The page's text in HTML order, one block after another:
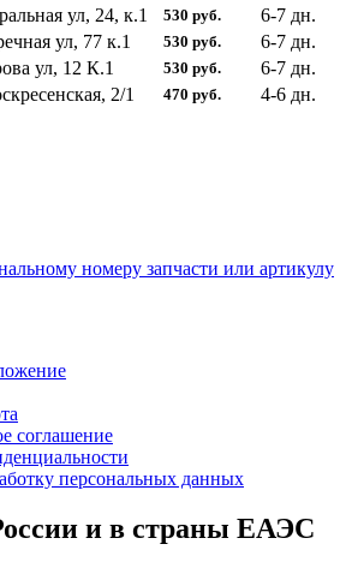
ул, 24, к.1 530 руб. 6-7 дн.
ул, 77 к.1 530 руб. 6-7 дн.
ул, 12 К.1 530 руб. 6-7 дн.
2/1 470 руб. 4-6 дн.
номеру запчасти или артикулу
соглашение
персональных данных
и в страны ЕАЭС